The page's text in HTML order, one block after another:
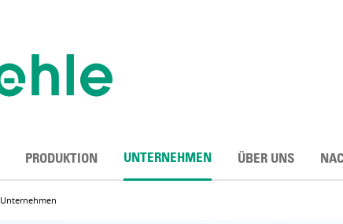
PRODUKTION UNTERNEHMEN ÜBER UNS
Unternehmen